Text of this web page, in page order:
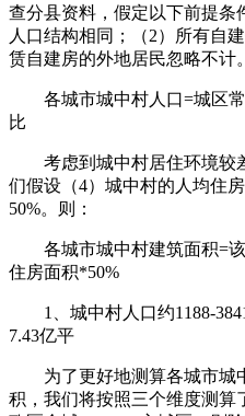
查分县资料，假定以下前提条
人口结构相同；（2）所有自
赁自建房的外地居民忽略不计
各城市城中村人口=城区常
比
考虑到城中村居住环境较
们假设（4）城中村的人均住
50%。则：
各城市城中村建筑面积=该
住房面积*50%
1、城中村人口约1188-
7.43亿平
为了更好地测算各城市城
积，我们将按照三个维度测算